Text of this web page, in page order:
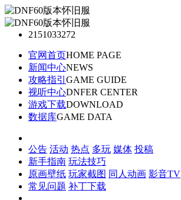
2151033272
官网首页HOME PAGE
新闻中心NEWS
攻略指引GAME GUIDE
视听中心DNFER CENTER
游戏下载DOWNLOAD
数据库GAME DATA
公告 活动 热点 多玩 媒体 投稿
新手指南 玩法技巧
原画壁纸 玩家截图 同人动画 影音TV
常见问题 补丁下载